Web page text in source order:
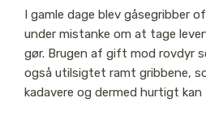
I gamle dage blev gåsegribber
under mistanke om at tage
gør. Brugen af gift mod rovdyr
også utilsigtet ramt gribbene,
kadavere og dermed hurtigt